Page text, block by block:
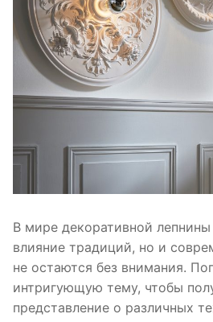
В мире декоративной
влияние традиций, но и
не остаются без внимания.
интригующую тему, чтобы
представление о различных